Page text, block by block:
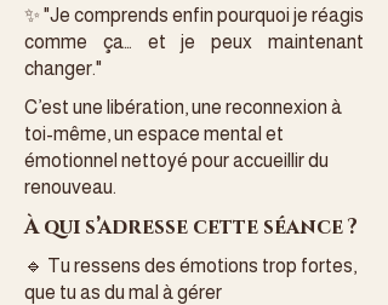
✨ "Je comprends enfin pourquoi je réagis
comme ça… et je peux maintenant
changer."
C’est une libération, une reconnexion à
toi-même, un espace mental et
émotionnel nettoyé pour accueillir du
renouveau.
À qui s’adresse cette séance ?
🔹 Tu ressens des émotions trop fortes,
que tu as du mal à gérer